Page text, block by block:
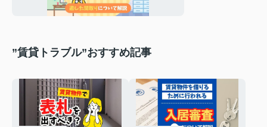
”賃貸トラブル”おすすめ記事